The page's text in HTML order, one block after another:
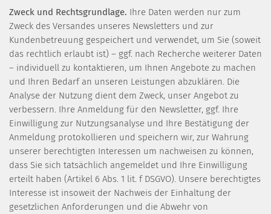
Zweck und Rechtsgrundlage. Ihre Daten werden nur zum
Zweck des Versandes unseres Newsletters und zur
Kundenbetreuung gespeichert und verwendet, um Sie (soweit
das rechtlich erlaubt ist) – ggf. nach Recherche weiterer Daten
– individuell zu kontaktieren, um Ihnen Angebote zu machen
und Ihren Bedarf an unseren Leistungen abzuklären. Die
Analyse der Nutzung dient dem Zweck, unser Angebot zu
verbessern. Ihre Anmeldung für den Newsletter, ggf. Ihre
Einwilligung zur Nutzungsanalyse und Ihre Bestätigung der
Anmeldung protokollieren und speichern wir, zur Wahrung
unserer berechtigten Interessen um nachweisen zu können,
dass Sie sich tatsächlich angemeldet und Ihre Einwilligung
erteilt haben (Artikel 6 Abs. 1 lit. f DSGVO). Unsere berechtigtes
Interesse ist insoweit der Nachweis der Einhaltung der
gesetzlichen Anforderungen und die Abwehr von